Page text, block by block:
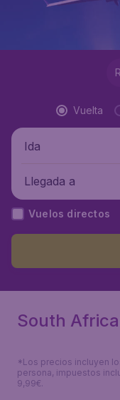
Vuelta
Ida
Llegada a
Vuelos directos
South
*Los precios incluyen
persona, impuestos
9,99€.